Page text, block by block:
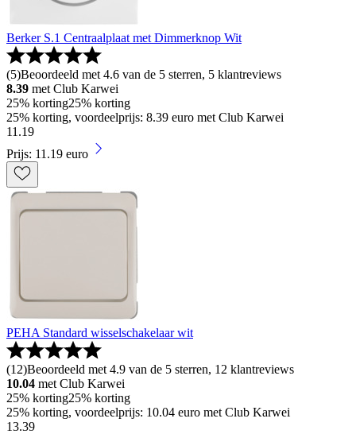
Berker S.1 Centraalplaat met Dimmerknop Wit
(5)Beoordeeld met 4.6 van de 5 sterren, 5 klantreviews
8.39 met Club Karwei
25% korting25% korting
25% korting, voordeelprijs: 8.39 euro met Club Karwei
11 .19
Prijs: 11.19 euro
PEHA Standard wisselschakelaar wit
(12)Beoordeeld met 4.9 van de 5 sterren, 12 klantreviews
10.04 met Club Karwei
25% korting25% korting
25% korting, voordeelprijs: 10.04 euro met Club Karwei
13.39